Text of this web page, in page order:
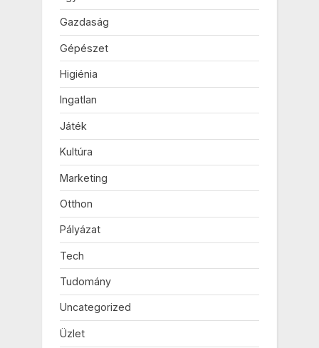
Gazdaság
Gépészet
Higiénia
Ingatlan
Játék
Kultúra
Marketing
Otthon
Pályázat
Tech
Tudomány
Uncategorized
Üzlet